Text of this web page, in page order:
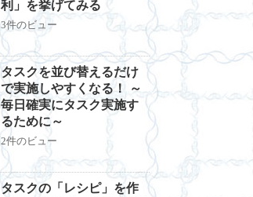
利」を挙げてみる
3件のビュー
タスクを並び替えるだけ
で実施しやすくなる！ ～
毎日確実にタスク実施す
るために～
2件のビュー
タスクの「レシピ」を作